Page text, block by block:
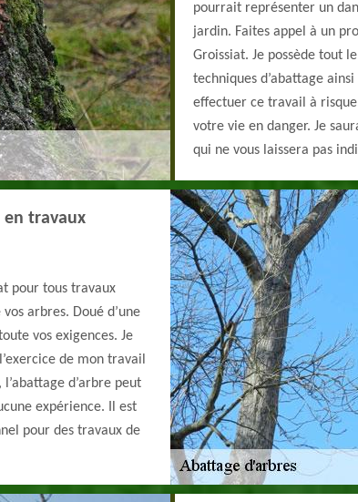
pourrait représenter un
jardin. Faites appel à un
Groissiat. Je possède tout
techniques d’abattage
effectuer ce travail à
votre vie en danger. Je
qui ne vous laissera pas
en travaux
pour tous travaux
arbres. Doué d’une
vos exigences. Je
de mon travail
d’arbre peut
expérience. Il est
pour des travaux de